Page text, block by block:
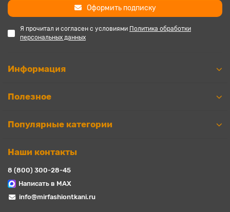
Оформить подписку
Я прочитал и согласен с условиями Политика обработки
персональных данных
Информация
Полезное
Популярные категории
Наши контакты
8 (800) 300-28-45
Написать в MAX
info@mirfashiontkani.ru